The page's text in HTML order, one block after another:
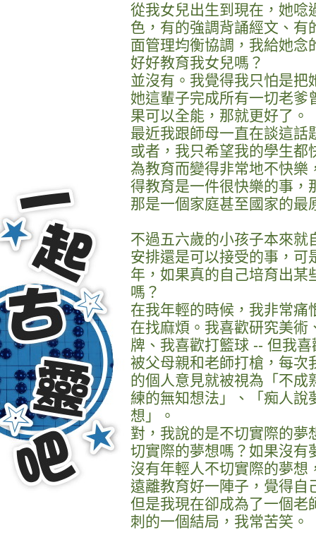
從我女兒出生到現在，她唸
色，有的強調背誦經文、有
面管理均衡協調，我給她念
好好教育我女兒嗎？
並沒有。我覺得我只怕是把
她這輩子完成所有一切老爹
果可以全能，那就更好了。
最近我跟師母一直在談這話
或者，我只希望我的學生都
為教育而變得非常地不快樂
得教育是一件很快樂的事，
那是一個家庭甚至國家的最
不過五六歲的小孩子本來就
安排還是可以接受的事，可
年，如果真的自己培育出某
嗎？
在我年輕的時候，我非常痛
在找麻煩。我喜歡研究美術
牌、我喜歡打籃球 -- 但我
被父母親和老師打槍，每次
的個人意見就被視為「不成
練的無知想法」、「痴人說
想」。
對，我說的是不切實際的夢
切實際的夢想嗎？如果沒有
沒有年輕人不切實際的夢想
遠離教育好一陣子，覺得自
但是我現在卻成為了一個老
刺的一個結局，我常苦笑。